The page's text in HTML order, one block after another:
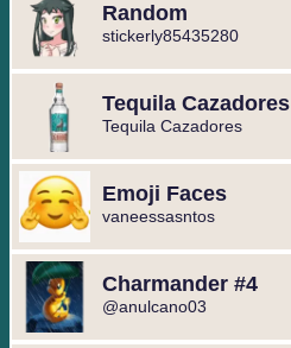
Random
stickerly85435280
Tequila Cazadores
Tequila Cazadores
Emoji Faces
vaneessasntos
Charmander #4
@anulcano03